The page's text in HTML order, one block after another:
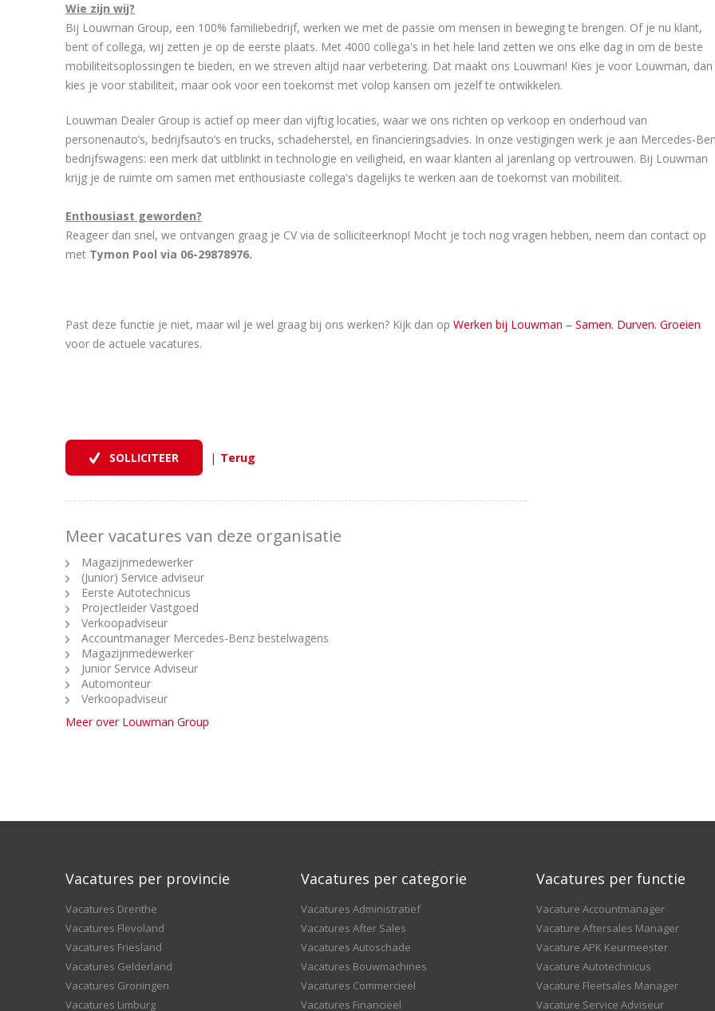
Wie zijn wij?
Bij Louwman Group, een 100% familiebedrijf, werken we met de passie om mensen in beweging te brengen. Of je nu klant,
bent of collega, wij zetten je op de eerste plaats. Met 4000 collega's in het hele land zetten we ons elke dag in om de beste
mobiliteitsoplossingen te bieden, en we streven altijd naar verbetering. Dat maakt ons Louwman! Kies je voor Louwman, dan
kies je voor stabiliteit, maar ook voor een toekomst met volop kansen om jezelf te ontwikkelen.
Louwman Dealer Group is actief op meer dan vijftig locaties, waar we ons richten op verkoop en onderhoud van
personenauto’s, bedrijfsauto’s en trucks, schadeherstel, en financieringsadvies. In onze vestigingen werk je aan Mercedes-
bedrijfswagens: een merk dat uitblinkt in technologie en veiligheid, en waar klanten al jarenlang op vertrouwen. Bij Louwman
krijg je de ruimte om samen met enthousiaste collega's dagelijks te werken aan de toekomst van mobiliteit.
Enthousiast geworden?
Reageer dan snel, we ontvangen graag je CV via de solliciteerknop! Mocht je toch nog vragen hebben, neem dan contact op
met Tymon Pool via 06-29878976.
Past deze functie je niet, maar wil je wel graag bij ons werken? Kijk dan op Werken bij Louwman – Samen. Durven. Groeien
voor de actuele vacatures.
|
Meer vacatures van deze organisatie
Magazijnmedewerker
(Junior) Service adviseur
Eerste Autotechnicus
Projectleider Vastgoed
Verkoopadviseur
Accountmanager Mercedes-Benz bestelwagens
Magazijnmedewerker
Junior Service Adviseur
Automonteur
Verkoopadviseur
Meer over Louwman Group
Vacatures per provincie
Vacatures Drenthe
Vacatures Flevoland
Vacatures Friesland
Vacatures Gelderland
Vacatures Groningen
Vacatures Limburg
Vacatures per categorie
Vacatures Administratief
Vacatures After Sales
Vacatures Autoschade
Vacatures Bouwmachines
Vacatures Commercieel
Vacatures Financieel
Vacatures per functie
Vacature Accountmanager
Vacature Aftersales Manager
Vacature APK Keurmeester
Vacature Autotechnicus
Vacature Fleetsales Manager
Vacature Service Adviseur